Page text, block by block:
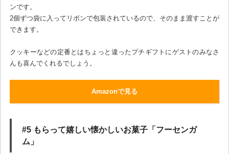
ンです。
2個ずつ袋に入ってリボンで包装されているので、そのまま渡すことが
できます。
クッキーなどの定番とはちょっと違ったプチギフトにゲストのみなさ
んも喜んでくれるでしょう。
Amazonで見る
#5 もらって嬉しい懐かしいお菓子「フーセンガ
ム」